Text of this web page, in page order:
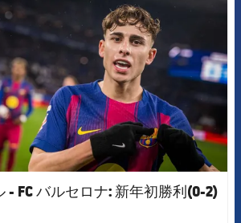
- FC バルセロナ: 新年初勝利(0-2)